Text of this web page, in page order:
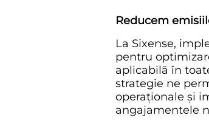
Reducem
La Sixense,
pentru
aplicabilă în
strategie ne
operaționale și
angajamentele